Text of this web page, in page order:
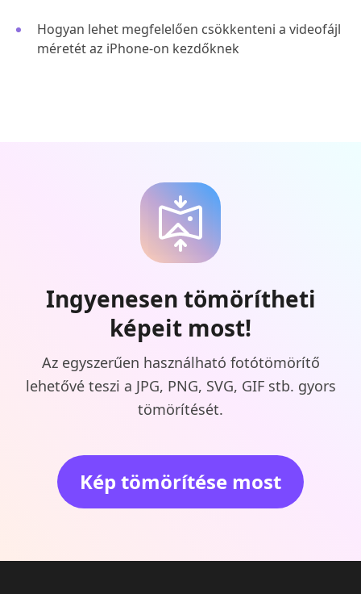
Hogyan lehet megfelelően csökkenteni a videofájl
méretét az iPhone-on kezdőknek
Ingyenesen tömörítheti
képeit most!
Az egyszerűen használható fotótömörítő
lehetővé teszi a JPG, PNG, SVG, GIF stb. gyors
tömörítését.
Kép tömörítése most